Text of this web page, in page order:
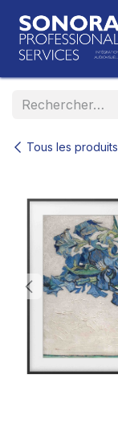
Tous les produits